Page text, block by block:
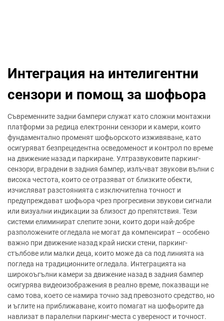
Интеграция на интелигентни
сензори и помощ за шофьора
Съвременните задни бампери служат като сложни монтажни
платформи за редица електронни сензори и камери, които
фундаментално променят шофьорското изживяване, като
осигуряват безпрецедентна осведоменост и контрол по време
на движение назад и паркиране. Ултразвуковите паркинг-
сензори, вградени в задния бампер, излъчват звукови вълни с
висока честота, които се отразяват от близките обекти,
изчисляват разстоянията с изключителна точност и
предупреждават шофьора чрез прогресивни звукови сигнали
или визуални индикации за близост до препятствия. Тези
системи елиминират слепите зони, които дори най-добре
разположените огледала не могат да компенсират – особено
важно при движение назад край ниски стени, паркинг-
стълбове или малки деца, които може да са под линията на
погледа на традиционните огледала. Интеграцията на
широкоъгълни камери за движение назад в задния бампер
осигурява видеоизображения в реално време, показващи не
само това, което се намира точно зад превозното средство, но
и ъглите на приближаване, които помагат на шофьорите да
навлизат в паралелни паркинг-места с увереност и точност.